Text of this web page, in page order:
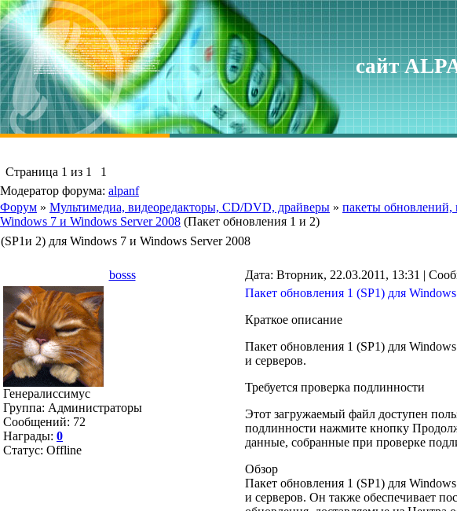
сайт
Страница 1 из 1
1
Модератор форума: alpanf
Форум » Мультимедиа, видеоредакторы, CD/DVD, драйверы » пакеты обновлений,
Windows 7 и Windows Server 2008 (Пакет обновления 1 и 2)
(SP1и 2) для Windows 7 и Windows Server 2008
bosss Дата: Вторник, 22.03.2011, 13:31 |
Генералиссимус
Группа: Администраторы
Сообщений: 72
Награды: 0
Статус: Offline
Пакет обновления 1 (SP1) для
Краткое описание
Пакет обновления 1 (SP1) для
и серверов.
Требуется проверка подлинности
Этот загружаемый файл доступен
подлинности нажмите кнопку
данные, собранные при проверке
Обзор
Пакет обновления 1 (SP1) для
и серверов. Он также обеспечивает